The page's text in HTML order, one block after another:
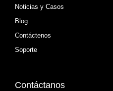
Noticias y Casos
Blog
Contáctenos
Soporte
Contáctanos